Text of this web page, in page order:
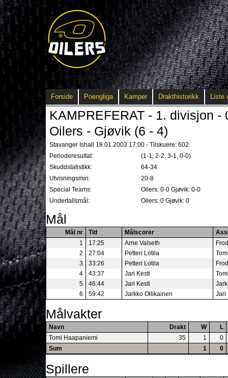
Forside Poengliga Kamper Drakthistorikk Liste
KAMPREFERAT - 1. divisjon -
Oilers - Gjøvik (6 - 4)
Stavanger Ishall 18.01.2003 17:00 - Tilskuere: 602
Perioderesultat:
(1-1, 2-2, 3-1, 0-0)
Skuddstatistikk:
64-34
Utvisningsmin:
20-8
Special Teams:
Oilers: 0-0 Gjøvik: 0-0
Undertallsmål:
Oilers: 0 Gjøvik: 0
Mål
Mål nr Tid Målscorer
1
17:25 Arne Valseth
2
27:04 Petteri Lotila
3
33:26 Petteri Lotila
4
43:37 Jari Kesti
5
46:44 Jari Kesti
6
59:42 Jarkko Ollikainen Jari
Målvakter
Navn Drakt W
L
Tomi Haapaniemi
35 1
0
Sum
1 0
Spillere